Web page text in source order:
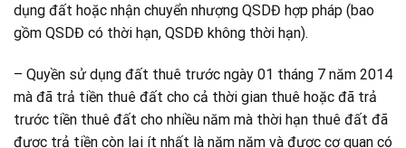
dụng đất hoặc nhận chuyển nhượng QSDĐ hợp pháp (bao
gồm QSDĐ có thời hạn, QSDĐ không thời hạn).
– Quyền sử dụng đất thuê trước ngày 01 tháng 7 năm 2014
mà đã trả tiền thuê đất cho cả thời gian thuê hoặc đã trả
trước tiền thuê đất cho nhiều năm mà thời hạn thuê đất đã
được trả tiền còn lại ít nhất là năm năm và được cơ quan có